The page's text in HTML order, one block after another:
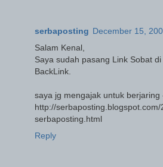
serbaposting December 15,
Salam Kenal,
Saya sudah pasang Link Sobat
BackLink.
saya jg mengajak untuk berjaring
http://
serbaposting.html
Reply